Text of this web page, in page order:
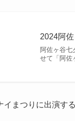
2024阿
阿佐ヶ谷七
せて「阿佐
イまつりに出演す